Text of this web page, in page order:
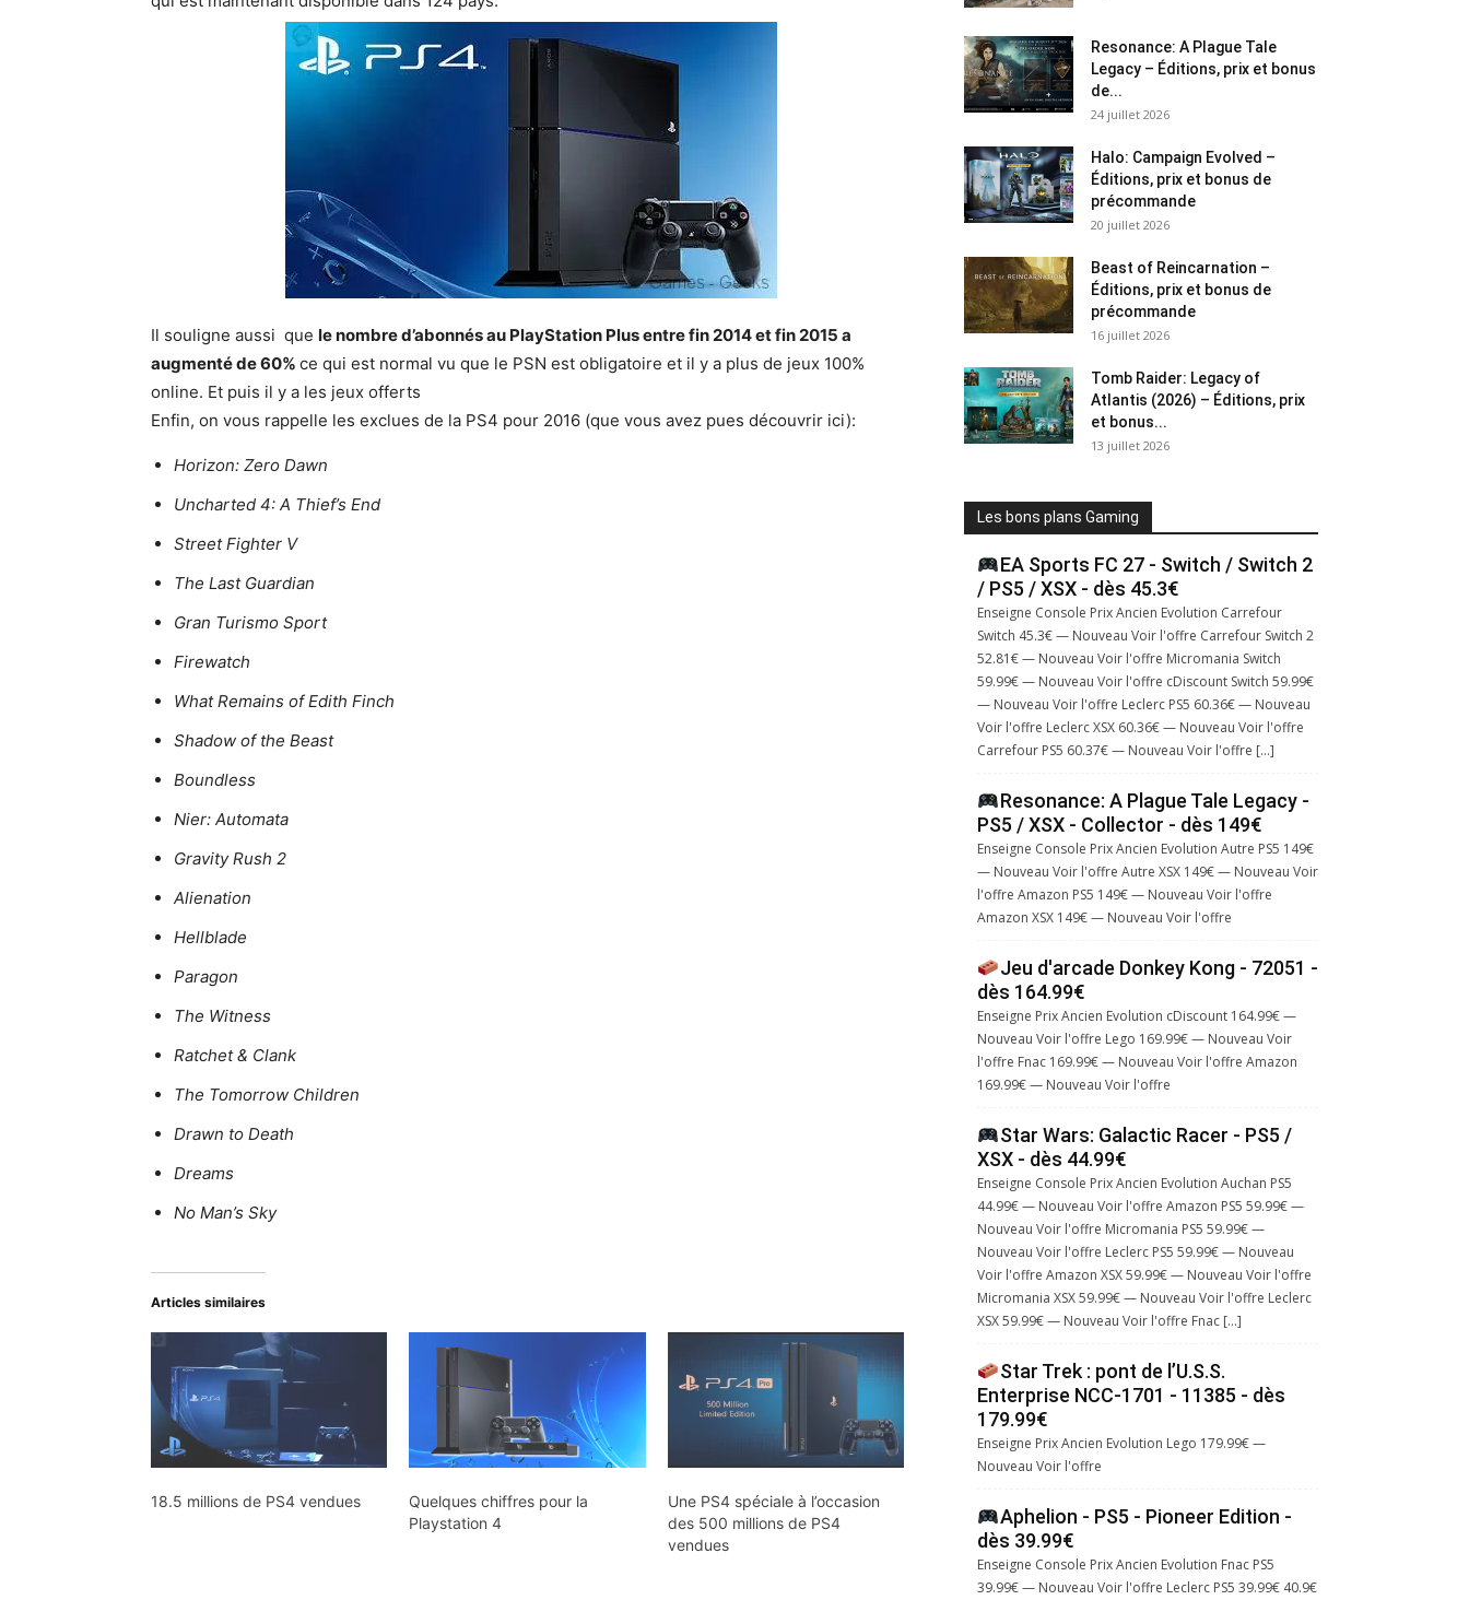
Il souligne aussi que le nombre d’abonnés au PlayStation Plus entre fin 2014 et fin 2015 a
augmenté de 60% ce qui est normal vu que le PSN est obligatoire et il y a plus de jeux 100%
online. Et puis il y a les jeux offerts
Enfin, on vous rappelle les exclues de la PS4 pour 2016 (que vous avez pues découvrir ici):
Horizon: Zero Dawn
Uncharted 4: A Thief’s End
Street Fighter V
The Last Guardian
Gran Turismo Sport
Firewatch
What Remains of Edith Finch
Shadow of the Beast
Boundless
Nier: Automata
Gravity Rush 2
Alienation
Hellblade
Paragon
The Witness
Ratchet & Clank
The Tomorrow Children
Drawn to Death
Dreams
No Man’s Sky
Articles similaires
18.5 millions de PS4 vendues
Quelques chiffres pour la
Playstation 4
Une PS4 spéciale à l’occasion
des 500 millions de PS4
vendues
Resonance: A Plague Tale
Legacy – Éditions, prix et bonus
de...
24 juillet 2026
Halo: Campaign Evolved –
Éditions, prix et bonus de
précommande
20 juillet 2026
Beast of Reincarnation –
Éditions, prix et bonus de
précommande
16 juillet 2026
Tomb Raider: Legacy of
Atlantis (2026) – Éditions, prix
et bonus...
13 juillet 2026
Les bons plans Gaming
EA Sports FC 27 - Switch / Switch 2
/ PS5 / XSX - dès 45.3€
Enseigne Console Prix Ancien Evolution Carrefour
Switch 45.3€ — Nouveau Voir l'offre Carrefour Switch 2
52.81€ — Nouveau Voir l'offre Micromania Switch
59.99€ — Nouveau Voir l'offre cDiscount Switch 59.99€
— Nouveau Voir l'offre Leclerc PS5 60.36€ — Nouveau
Voir l'offre Leclerc XSX 60.36€ — Nouveau Voir l'offre
Carrefour PS5 60.37€ — Nouveau Voir l'offre […]
Resonance: A Plague Tale Legacy -
PS5 / XSX - Collector - dès 149€
Enseigne Console Prix Ancien Evolution Autre PS5 149€
— Nouveau Voir l'offre Autre XSX 149€ — Nouveau Voir
l'offre Amazon PS5 149€ — Nouveau Voir l'offre
Amazon XSX 149€ — Nouveau Voir l'offre
Jeu d'arcade Donkey Kong - 72051 -
dès 164.99€
Enseigne Prix Ancien Evolution cDiscount 164.99€ —
Nouveau Voir l'offre Lego 169.99€ — Nouveau Voir
l'offre Fnac 169.99€ — Nouveau Voir l'offre Amazon
169.99€ — Nouveau Voir l'offre
Star Wars: Galactic Racer - PS5 /
XSX - dès 44.99€
Enseigne Console Prix Ancien Evolution Auchan PS5
44.99€ — Nouveau Voir l'offre Amazon PS5 59.99€ —
Nouveau Voir l'offre Micromania PS5 59.99€ —
Nouveau Voir l'offre Leclerc PS5 59.99€ — Nouveau
Voir l'offre Amazon XSX 59.99€ — Nouveau Voir l'offre
Micromania XSX 59.99€ — Nouveau Voir l'offre Leclerc
XSX 59.99€ — Nouveau Voir l'offre Fnac […]
Star Trek : pont de l’U.S.S.
Enterprise NCC-1701 - 11385 - dès
179.99€
Enseigne Prix Ancien Evolution Lego 179.99€ —
Nouveau Voir l'offre
Aphelion - PS5 - Pioneer Edition -
dès 39.99€
Enseigne Console Prix Ancien Evolution Fnac PS5
39.99€ — Nouveau Voir l'offre Leclerc PS5 39.99€ 40.9€